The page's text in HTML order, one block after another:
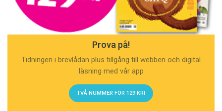
Prova på!
Tidningen i brevlådan plus tillgång till webben och digital
läsning med vår app
TVÅ NUMMER FÖR 129 KR!